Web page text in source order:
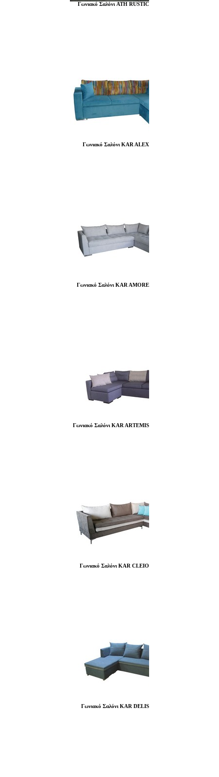
Γωνιακό Σαλόνι ATH RUSTIC
Γωνιακό Σαλόνι KAR ALEX
Γωνιακό Σαλόνι KAR AMORE
Γωνιακό Σαλόνι KAR ARTEMIS
Γωνιακό Σαλόνι KAR CLEIO
Γωνιακό Σαλόνι KAR DELIS